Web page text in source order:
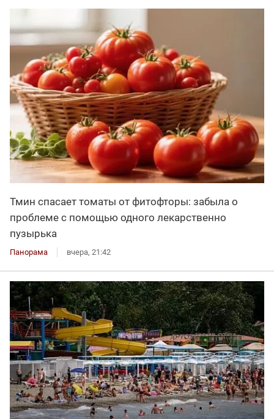
Тмин спасает томаты от фитофторы: забыла о
проблеме с помощью одного лекарственно
пузырька
Панорама вчера, 21:42